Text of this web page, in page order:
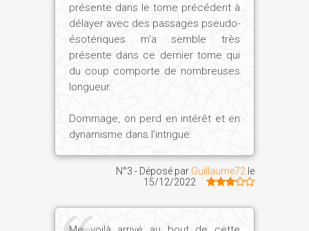
Sans vouloir donner au lecteur la ou les
solutions des multiples énigmes de cette
histoire – qui ne fait que commencer ! –,
parlez-nous tout d'abord de l'époque à
laquelle se passe votre roman. Comment
se portait cette Egypte du Moyen Empire
construction des grandes pyramides, se
termine par une crise dont les causes,
énigmatiques. Après une période
présente dans le tome précédent à
délayer avec des passages pseudo-
ésotériques m'a semble très
présente dans ce dernier tome qui
du coup comporte de nombreuses
longueur.
Dommage, on perd en intérêt et en
dynamisme dans l'intrigue.
N°3 - Déposé par Guillaume72 le
15/12/2022